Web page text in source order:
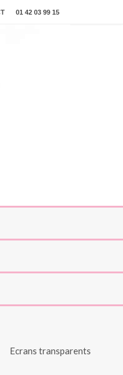
01 42 03 99 15
Ecrans transparents